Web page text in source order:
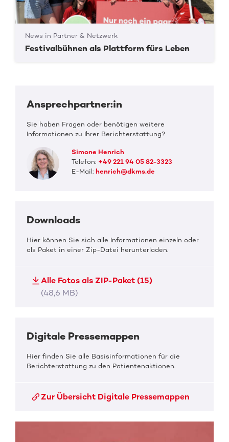
News in Partner & Netzwerk
Festivalbühnen als Plattform fürs Leben
Ansprechpartner:in
Sie haben Fragen oder benötigen weitere
Informationen zu Ihrer Berichterstattung?
Simone Henrich
Telefon: +49 221 94 05 82-3323
E-Mail:henrich@dkms.de
Downloads
Hier können Sie sich alle Informationen einzeln oder
als Paket in einer Zip-Datei herunterladen.
Alle Fotos als ZIP-Paket (15)
(48,6 MB)
Digitale Pressemappen
Hier finden Sie alle Basisinformationen für die
Berichterstattung zu den Patientenaktionen.
Zur Übersicht Digitale Pressemappen